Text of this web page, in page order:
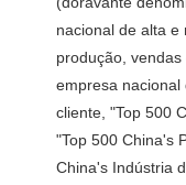
nacional de alta e
produção,
empresa
cliente, "Top 500
"Top 500 China's
China's Indústria